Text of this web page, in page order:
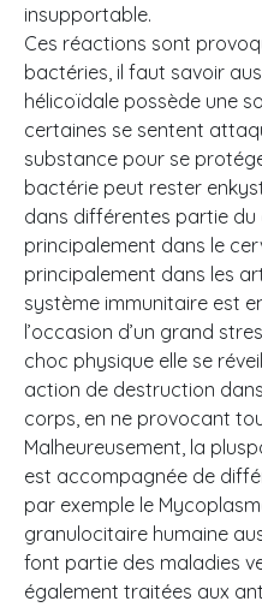
insupportable.
Ces réactions sont
bactéries, il faut savoir
hélicoïdale possède une
certaines se sentent
substance pour se
bactérie peut rester
dans différentes partie
principalement dans le
principalement dans les
système immunitaire est
l’occasion d’un grand
choc physique elle se
action de destruction
corps, en ne provocant
Malheureusement, la
est accompagnée de
par exemple le
granulocitaire humaine
font partie des maladies
également traitées aux